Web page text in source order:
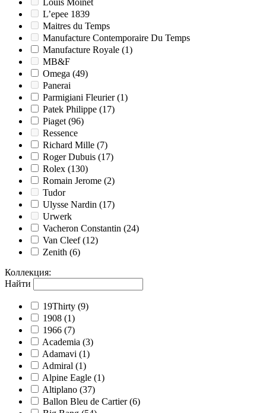
Louis Moinet
L’epee 1839
Maitres du Temps
Manufacture Contemporaire Du Temps
Manufacture Royale (1)
MB&F
Omega (49)
Panerai
Parmigiani Fleurier (1)
Patek Philippe (17)
Piaget (96)
Ressence
Richard Mille (7)
Roger Dubuis (17)
Rolex (130)
Romain Jerome (2)
Tudor
Ulysse Nardin (17)
Urwerk
Vacheron Constantin (24)
Van Cleef (12)
Zenith (6)
Коллекция:
Найти
19Thirty (9)
1908 (1)
1966 (7)
Academia (3)
Adamavi (1)
Admiral (1)
Alpine Eagle (1)
Altiplano (37)
Ballon Bleu de Cartier (6)